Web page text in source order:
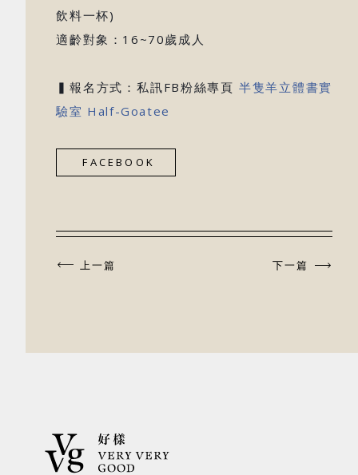
飲料一杯)
適齡對象：16~70歲成人
▍報名方式：私訊FB粉絲專頁 半隻羊立體書實
驗室 Half-Goatee
FACEBOOK
上一篇 下一篇